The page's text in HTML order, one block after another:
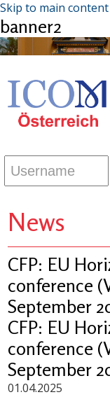
Skip to main content
banner2
News
CFP: EU
conference
September
CFP: EU
conference
September
01.04.2025